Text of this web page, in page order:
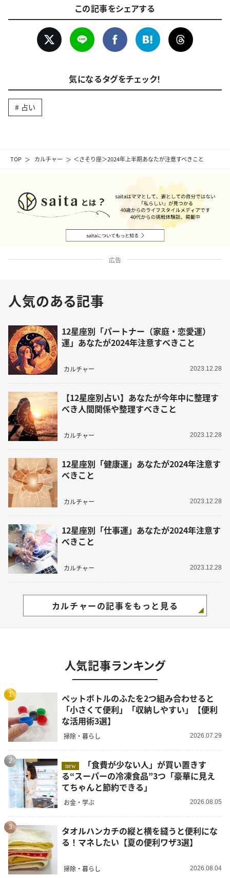
TOP カルチャー ＜さそり座＞2024年上半期あなたが注意すべきこと
この記事をシェアする
気になるタグをチェック！
占い
広告
人気のある記事
12星座別「パートナー（家庭・恋愛運）
運」あなたが2024年注意すべきこと
カルチャー 2023.12.28
【12星座別占い】あなたが今年中に整理す
べき人間関係や整理すべきこと
カルチャー 2023.12.28
12星座別「健康運」あなたが2024年注意す
べきこと
カルチャー 2023.12.28
12星座別「仕事運」あなたが2024年注意す
べきこと
カルチャー 2023.12.28
カルチャーの記事をもっと見る
人気記事ランキング
1
ペットボトルのふたを2つ組み合わせると
「小さくて便利」「収納しやすい」【便利
な活用術3選】
掃除・暮らし 2026.07.29
2
new
る“スーパーの冷凍食品”3つ「豪華に見え
てちゃんと節約できる」
お金・学ぶ 2026.08.05
3
タオルハンカチの縦と横を縫うと便利にな
る！マネしたい【夏の便利ワザ3選】
掃除・暮らし 2026.08.04